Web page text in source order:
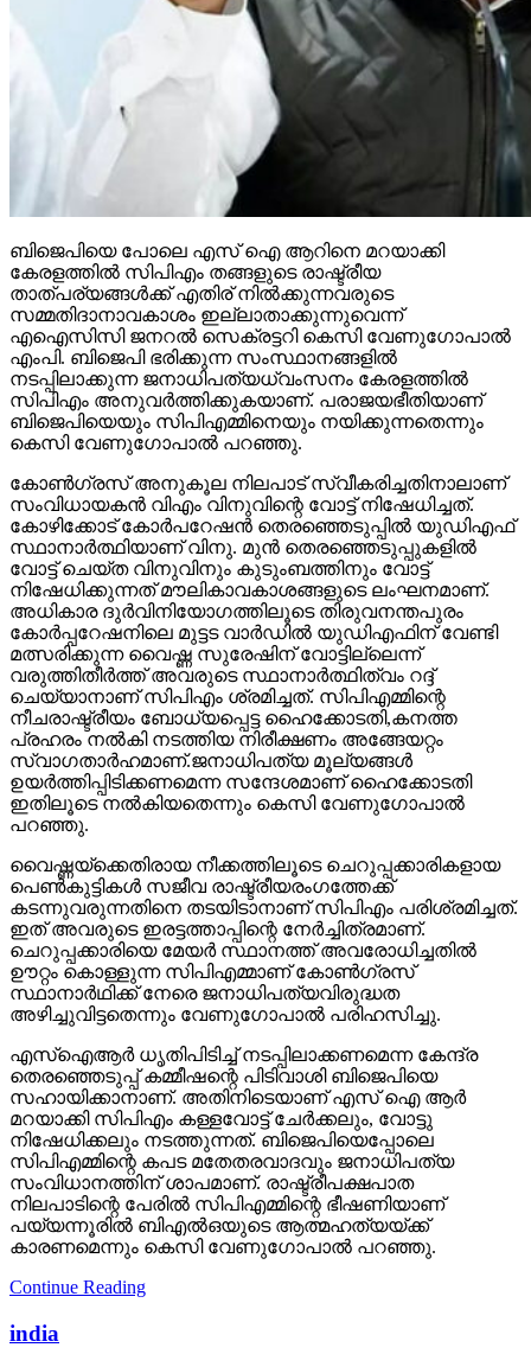
ബിജെപിയെ പോലെ എസ് ഐ ആറിനെ മറയാക്കി
കേരളത്തില്‍ സിപിഎം തങ്ങളുടെ രാഷ്ട്രീയ
താത്പര്യങ്ങള്‍ക്ക് എതിര് നില്‍ക്കുന്നവരുടെ
എഐസിസി ജനറല്‍ സെക്രട്ടറി കെസി വേണുഗോപാല്‍
എംപി. ബിജെപി ഭരിക്കുന്ന സംസ്ഥാനങ്ങളില്‍
നടപ്പിലാക്കുന്ന ജനാധിപത്യധ്വംസനം കേരളത്തില്‍
സിപിഎം അനുവര്‍ത്തിക്കുകയാണ്. പരാജയഭീതിയാണ്
ബിജെപിയെയും സിപിഎമ്മിനെയും നയിക്കുന്നതെന്നും
കെസി വേണുഗോപാല്‍ പറഞ്ഞു.
കോണ്‍ഗ്രസ് അനുകൂല നിലപാട് സ്വീകരിച്ചതിനാലാണ്
സംവിധായകന്‍ വിഎം വിനുവിന്റെ വോട്ട് നിഷേധിച്ചത്.
കോഴിക്കോട് കോര്‍പറേഷന്‍ തെരഞ്ഞെടുപ്പില്‍ യുഡിഎഫ്
വോട്ട് ചെയ്ത വിനുവിനും കുടുംബത്തിനും വോട്ട്
നിഷേധിക്കുന്നത് മൗലികാവകാശങ്ങളുടെ ലംഘനമാണ്.
അധികാര ദുര്‍വിനിയോഗത്തിലൂടെ തിരുവനന്തപുരം
കോര്‍പ്പറേഷനിലെ മുട്ടട വാര്‍ഡില്‍ യുഡിഎഫിന് വേണ്ടി
മത്സരിക്കുന്ന വൈഷ്ണ സുരേഷിന് വോട്ടില്ലെന്ന്
വരുത്തിതീര്‍ത്ത് അവരുടെ സ്ഥാനാര്‍ത്ഥിത്വം റദ്ദ്
ചെയ്യാനാണ് സിപിഎം ശ്രമിച്ചത്. സിപിഎമ്മിന്റെ
നീചരാഷ്ട്രീയം ബോധ്യപ്പെട്ട ഹൈക്കോടതി,കനത്ത
പ്രഹരം നല്‍കി നടത്തിയ നിരീക്ഷണം അങ്ങേയറ്റം
സ്വാഗതാര്‍ഹമാണ്.ജനാധിപത്യ മൂല്യങ്ങള്‍
ഉയര്‍ത്തിപ്പിടിക്കണമെന്ന സന്ദേശമാണ് ഹൈക്കോടതി
ഇതിലൂടെ നല്‍കിയതെന്നും കെസി വേണുഗോപാല്‍
പറഞ്ഞു.
വൈഷ്ണയ്‌ക്കെതിരായ നീക്കത്തിലൂടെ ചെറുപ്പക്കാരികളായ
പെണ്‍കുട്ടികള്‍ സജീവ രാഷ്ട്രീയരംഗത്തേക്ക്
കടന്നുവരുന്നതിനെ തടയിടാനാണ് സിപിഎം പരിശ്രമിച്ചത്.
ചെറുപ്പക്കാരിയെ മേയര്‍ സ്ഥാനത്ത് അവരോധിച്ചതില്‍
ഊറ്റം കൊള്ളുന്ന സിപിഎമ്മാണ് കോണ്‍ഗ്രസ്
സ്ഥാനാര്‍ഥിക്ക് നേരെ ജനാധിപത്യവിരുദ്ധത
അഴിച്ചുവിട്ടതെന്നും വേണുഗോപാല്‍ പരിഹസിച്ചു.
എസ്‌ഐആര്‍ ധൃതിപിടിച്ച് നടപ്പിലാക്കണമെന്ന കേന്ദ്ര
തെരഞ്ഞെടുപ്പ് കമ്മീഷന്റെ പിടിവാശി ബിജെപിയെ
സഹായിക്കാനാണ്. അതിനിടെയാണ് എസ് ഐ ആര്‍
നിഷേധിക്കലും നടത്തുന്നത്. ബിജെപിയെപ്പോലെ
സിപിഎമ്മിന്റെ കപട മതേതരവാദവും ജനാധിപത്യ
സംവിധാനത്തിന് ശാപമാണ്. രാഷ്ട്രീപക്ഷപാത
നിലപാടിന്റെ പേരില്‍ സിപിഎമ്മിന്റെ ഭീഷണിയാണ്
പയ്യന്നൂരില്‍ ബിഎല്‍ഒയുടെ ആത്മഹത്യയ്ക്ക്
കാരണമെന്നും കെസി വേണുഗോപാല്‍ പറഞ്ഞു.
Continue Reading
india
ഏഴു വർഷത്തിന് ശേഷം